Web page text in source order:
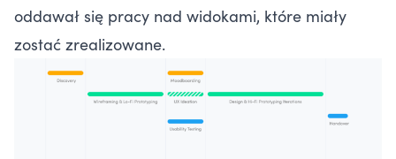
oddawał się pracy nad widokami, które miały
zostać zrealizowane.